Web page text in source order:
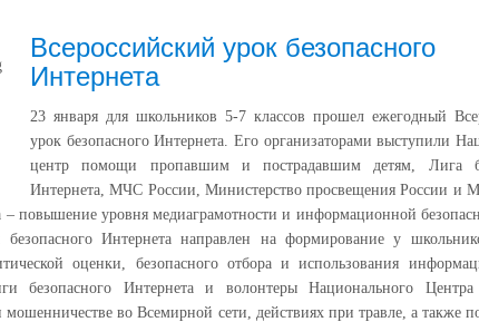
Всероссийский урок безопасного
Интернета
23 января для школьников 5-7 классов прошел ежегодный
урок безопасного Интернета. Его организаторами выступили
центр помощи пропавшим и пострадавшим детям, Лига
Интернета, МЧС России, Министерство просвещения России и
– повышение уровня медиаграмотности и информационной
безопасного Интернета направлен на формирование у
оценки, безопасного отбора и использования
безопасного Интернета и волонтеры Национального Центра
во Всемирной сети, действиях при травле, а также